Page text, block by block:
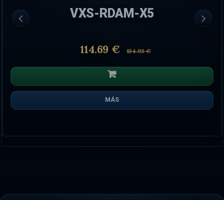
VXS-RDAM-X5
114.69 € 134.93 €
MÁS